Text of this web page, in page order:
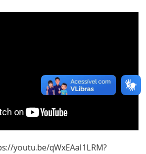
youtu.be/qWxEAaI1LRM?